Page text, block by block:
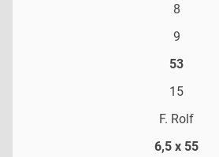
8
9
53
15
F. Rolf
6,5 x 55